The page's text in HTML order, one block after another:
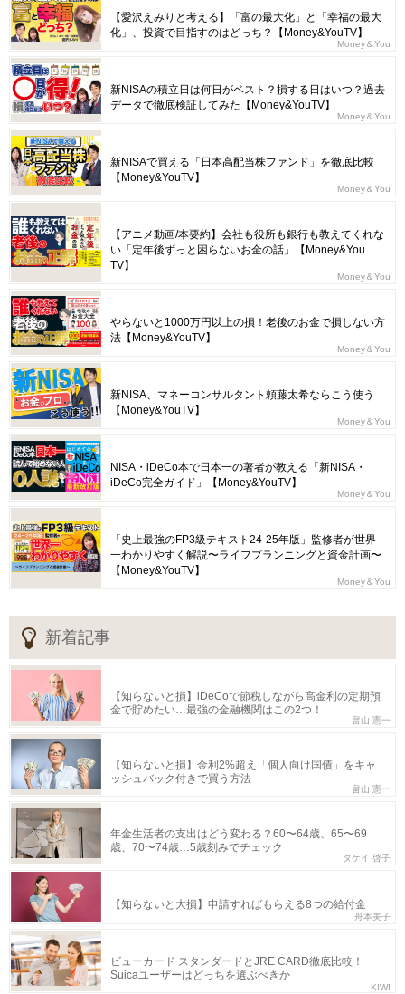
【愛沢えみりと考える】「富の最大化」と「幸福の最大
化」、投資で目指すのはどっち？【Money&YouTV】
Money＆You
新NISAの積立日は何日がベスト？損する日はいつ？過去
データで徹底検証してみた【Money&YouTV】
Money＆You
新NISAで買える「日本高配当株ファンド」を徹底比較
【Money&YouTV】
Money＆You
【アニメ動画/本要約】会社も役所も銀行も教えてくれな
い「定年後ずっと困らないお金の話」【Money&You
TV】
Money＆You
やらないと1000万円以上の損！老後のお金で損しない方
法【Money&YouTV】
Money＆You
新NISA、マネーコンサルタント頼藤太希ならこう使う
【Money&YouTV】
Money＆You
NISA・iDeCo本で日本一の著者が教える「新NISA・
iDeCo完全ガイド」【Money&YouTV】
Money＆You
「史上最強のFP3級テキスト24-25年版」監修者が世界
一わかりやすく解説〜ライフプランニングと資金計画〜
【Money&YouTV】
Money＆You
新着記事
【知らないと損】iDeCoで節税しながら高金利の定期預
金で貯めたい…最強の金融機関はこの2つ！
畠山 憲一
【知らないと損】金利2%超え「個人向け国債」をキャ
ッシュバック付きで買う方法
畠山 憲一
年金生活者の支出はどう変わる？60〜64歳、65〜69
歳、70〜74歳…5歳刻みでチェック
タケイ 啓子
【知らないと大損】申請すればもらえる8つの給付金
舟本美子
ビューカード スタンダードとJRE CARD徹底比較！
Suicaユーザーはどっちを選ぶべきか
KIWI